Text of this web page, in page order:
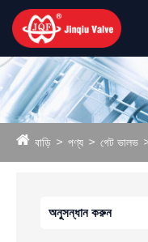
বাড়ি পণ্য গেট ভালভ